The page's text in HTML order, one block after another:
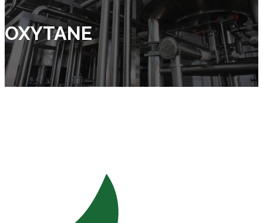
OXYTANE